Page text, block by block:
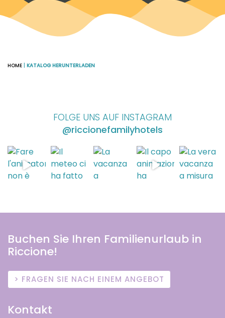
HOME KATALOG HERUNTERLADEN
FOLGE UNS AUF INSTAGRAM
@riccionefamilyhotels
Buchen Sie Ihren Familienurlaub in
Riccione!
FRAGEN SIE NACH EINEM ANGEBOT
Kontakt